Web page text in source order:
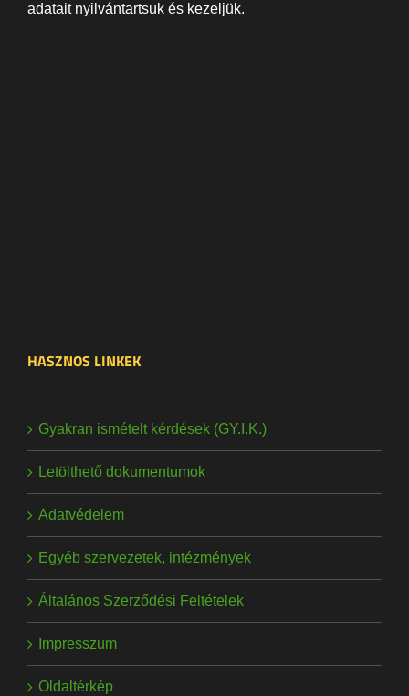
adatait nyilvántartsuk és kezeljük.
HASZNOS LINKEK
Gyakran ismételt kérdések (GY.I.K.)
Letölthető dokumentumok
Adatvédelem
Egyéb szervezetek, intézmények
Általános Szerződési Feltételek
Impresszum
Oldaltérkép